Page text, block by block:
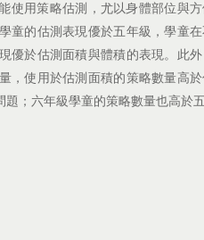
使用策略估測，尤以身體部位與
童的估測表現優於五年級，學童在
優於估測面積與體積的表現。此
，使用於估測面積的策略數量高
；六年級學童的策略數量也高於五